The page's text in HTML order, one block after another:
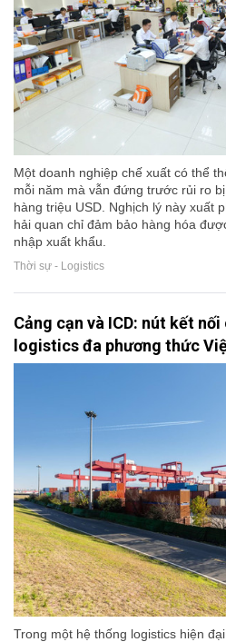
Một doanh nghiệp chế xuất có thể
mỗi năm mà vẫn đứng trước rủi ro
hàng triệu USD. Nghịch lý này xuất
hải quan chỉ đảm bảo hàng hóa
nhập xuất khẩu.
Thời sự - Logistics
Cảng cạn và ICD: nút kết
logistics đa phương thức
Trong một hệ thống logistics hiện